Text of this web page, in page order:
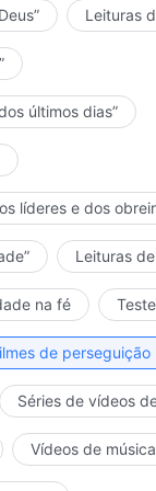
Leituras
últimos dias”
líderes e dos
Leituras
na fé
de perseguição
Séries de vídeos
Vídeos de música